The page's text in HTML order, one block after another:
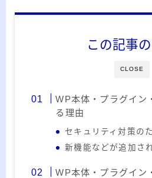
≫詳しいプロフィールを見る
≫お問い合わせはこちらCLOSE
この記事
WP本体・プラグイン
る理由
セキュリティ対策の
新機能などが追加さ
WP本体・プラグイン